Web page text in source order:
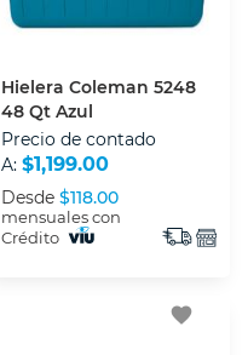
Hielera Coleman 5248
48 Qt Azul
Precio de contado
A: $1,199.00
Desde $118.00
mensuales con
Crédito
favorite